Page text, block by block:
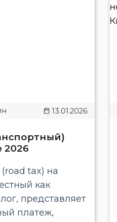
13.01.2026
2026
tax) на
как
представляет
платеж,